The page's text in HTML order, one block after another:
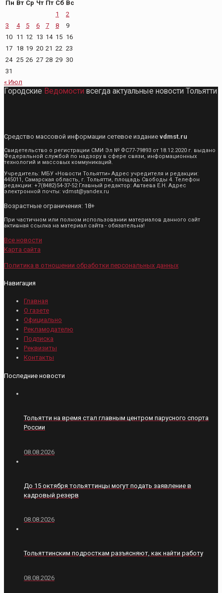
Пн Вт Ср Чт Пт Сб Вс
1
2
3
4 5 6 7 8
9
10 11 12 13 14 15 16
17 18 19 20 21 22 23
24 25 26 27 28 29 30
31
« Июл
Городские Ведомости всегда актуальные новости Тольятти
Средство массовой информации сетевое издание vdmst.ru
Свидетельство о регистрации СМИ Эл № ФС77-79893 от 18.12.2020 г. выдано
Федеральной службой по надзору в сфере связи, информационных
технологий и массовых коммуникаций.
Учредитель: МБУ «Новости Тольятти» Адрес учредителя и редакции:
445011, Самарская область, г. Тольятти, площадь Свободы 4. Телефон
редакции: +7(8482)54-37-52 Главный редактор: Автаева Е.Н. Адрес
электронной почты: vdmst@yandex.ru
Возрастные ограничения: 18+
При частичном или полном использовании материалов данного сайт
активная ссылка на материал сайта - обязательна!
Все новости
Карта сайта
Политика в отношении обработки персональных данных
Навигация
Главная
О газете
Официально
Рекламодателю
Подписка
Реквизиты
Контакты
Последние новости
Тольятти на время стал главным центром парусного спорта
России
08.08.2026
До 15 октября тольяттинцы могут подать заявление в
кадровый резерв
08.08.2026
Тольяттинским подросткам разъясняют, как найти работу
08.08.2026